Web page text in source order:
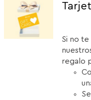
Si no
regalo